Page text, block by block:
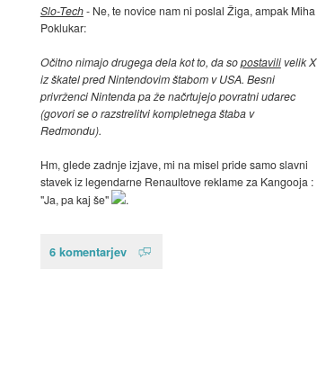
Slo-Tech- Ne, te novice nam ni poslal Žiga, ampak Miha
Poklukar:
Očitno nimajo drugega dela kot to, da sopostavilivelik X
iz škatel pred Nintendovim štabom v USA. Besni
privrženci Nintenda pa že načrtujejo povratni udarec
(govori se o razstrelitvi kompletnega štaba v
Redmondu).
Hm, glede zadnje izjave, mi na misel pride samo slavni
stavek iz legendarne Renaultove reklame za Kangooja :
"Ja, pa kaj še"
.
6 komentarjev